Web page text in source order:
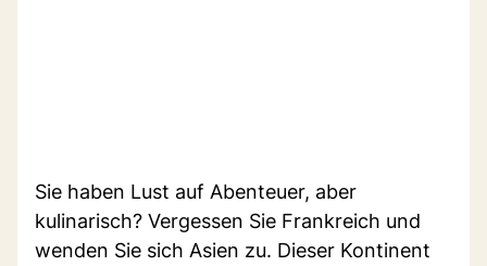
Sie haben Lust auf Abenteuer, aber
kulinarisch? Vergessen Sie Frankreich und
wenden Sie sich Asien zu. Dieser Kontinent